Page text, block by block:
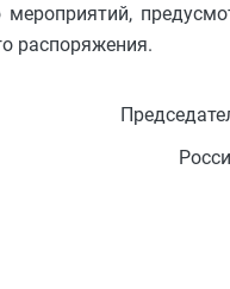
мероприятий,
распоряжения.